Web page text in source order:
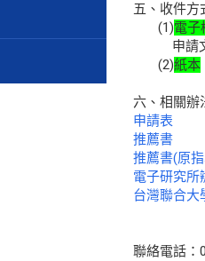
五、收件方
(1)電子
申請文
(2)紙本
六、相關辦
申請表
推薦書
推薦書(原
電子研究所
台灣聯合大
聯絡電話：